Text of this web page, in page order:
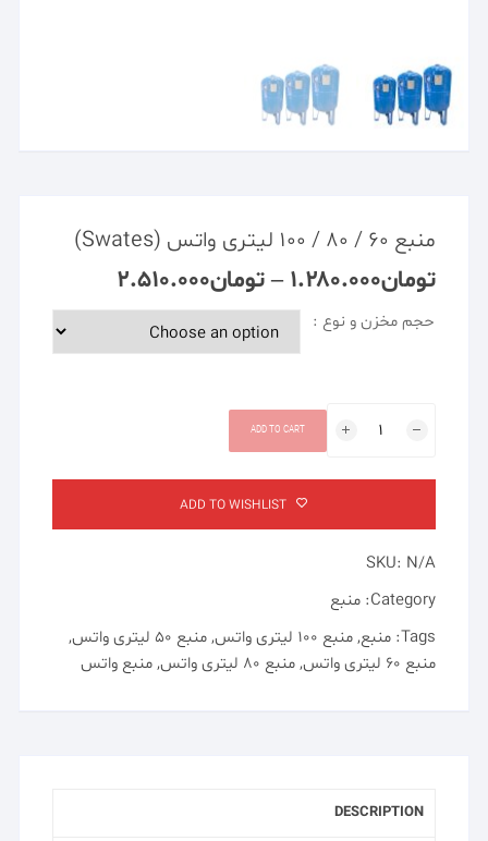
منبع ۶۰ / ۸۰ / ۱۰۰ لیتری واتس (Swates)
تومان۱.۲۸۰.۰۰۰ –تومان۲.۵۱۰.۰۰۰
حجم مخزن و نوع :
لیتری
واتس
quantity
ADD TO CART
ADD TO WISHLIST
SKU: N/A
Category: منبع
Tags: منبع,منبع ۱۰۰ لیتری واتس ,منبع ۵۰ لیتری واتس
,
منبع ۶۰ لیتری واتس
,منبع ۸۰ لیتری واتس ,منبع واتس
DESCRIPTION